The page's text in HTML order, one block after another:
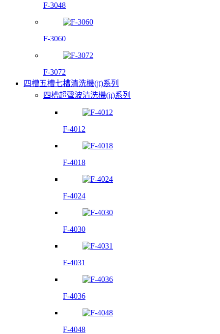
F-3048
F-3060
F-3072
四槽五槽七槽清洗機(jī)系列
四槽超聲波清洗機(jī)系列
F-4012
F-4018
F-4024
F-4030
F-4031
F-4036
F-4048